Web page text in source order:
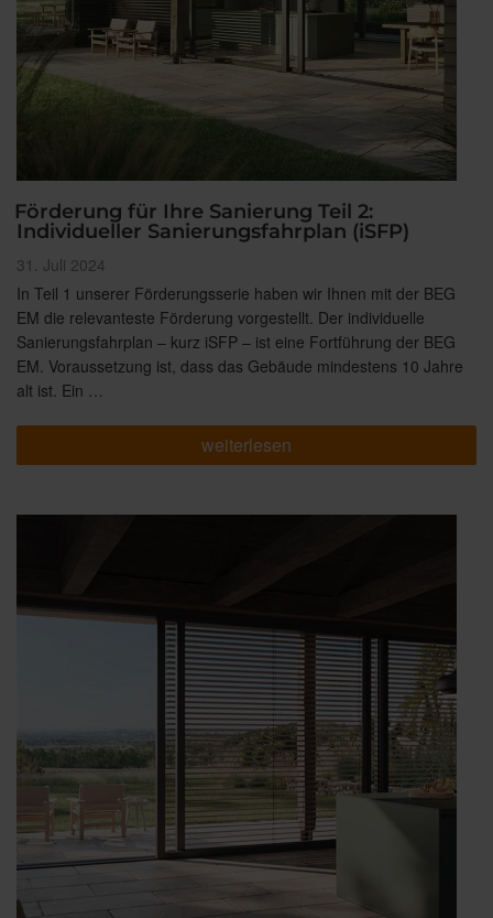
Förderung für Ihre Sanierung Teil 2:
Individueller Sanierungsfahrplan (iSFP)
Veröffentlicht
am
31. Juli 2024
In Teil 1 unserer Förderungsserie haben wir Ihnen mit der BEG
EM die relevanteste Förderung vorgestellt. Der individuelle
Sanierungsfahrplan – kurz iSFP – ist eine Fortführung der BEG
EM. Voraussetzung ist, dass das Gebäude mindestens 10 Jahre
alt ist. Ein …
„Förderung
für
Teil
weiterlesen